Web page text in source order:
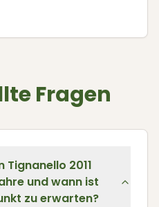
Fragen
2011
und wann ist
zu erwarten?